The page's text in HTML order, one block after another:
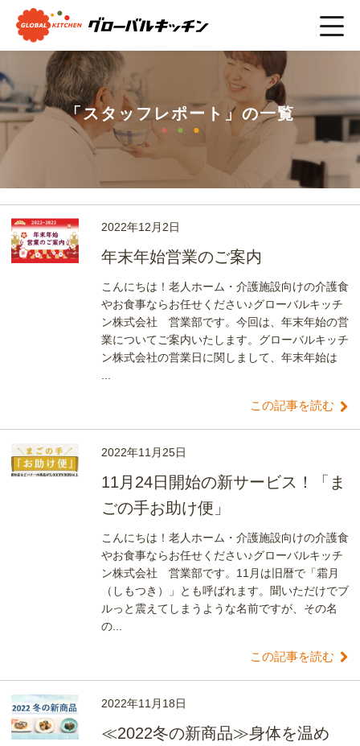
ホーム>まごの手スタッフブログ>スタッフレポート
「スタッフレポート」の一覧
2022年12月2日
年末年始営業のご案内
こんにちは！老人ホーム・介護施設向けの介護食
やお食事ならお任せください♪グローバルキッチ
ン株式会社 営業部です。今回は、年末年始の営
業についてご案内いたします。グローバルキッチ
ン株式会社の営業日に関しまして、年末年始は
...
この記事を読む
2022年11月25日
11月24日開始の新サービス！「ま
ごの手お助け便」
こんにちは！老人ホーム・介護施設向けの介護食
やお食事ならお任せください♪グローバルキッチ
ン株式会社 営業部です。11月は旧暦で「霜月
（しもつき）」とも呼ばれます。聞いただけでブ
ルっと震えてしまうような名前ですが、その名
の...
この記事を読む
2022年11月18日
≪2022冬の新商品≫身体を温め